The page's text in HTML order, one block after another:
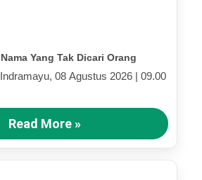
Yang Tak Dicari Orang
08 Agustus 2026 | 09.00
Read More »